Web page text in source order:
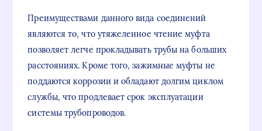
Преимуществами данного вида соединений
являются то, что утяжеленное чтение муфта
позволяет легче прокладывать трубы на больших
расстояниях. Кроме того, зажимные муфты не
поддаются коррозии и обладают долгим циклом
службы, что продлевает срок эксплуатации
системы трубопроводов.